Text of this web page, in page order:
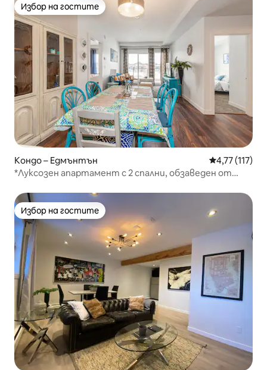
Избор на гостите
Избор на гостите
Кондо – Едмънтън Средна
4,77 (117)
*Луксозен апартамент с 2 спални, обзаведен от
Избор на гостите
Избор на гостите